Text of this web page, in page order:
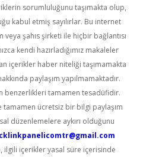
sorumluluğunu taşımakta olup,
kabul etmiş sayılırlar. Bu internet
şahıs şirketi ile hiçbir bağlantısı
kendi hazırladığımız makaleler
içerikler haber niteliği taşımamakta
paylaşım yapılmamaktadır.
benzerlikleri tamamen tesadüfidir.
tamamen ücretsiz bir bilgi paylaşım
düzenlemelere aykırı olduğunu
içerikler yasal süre içerisinde